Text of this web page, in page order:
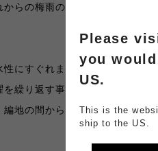
らの梅雨の季節に活躍するこ
にすぐれますが、撥水加工の
繰り返す事によって効果が低
編地の間から水が浸透する場合
Please
you
US.
This is the
ship to the US.